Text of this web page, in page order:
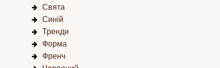
Свята
Синій
Тренди
Форма
Френч